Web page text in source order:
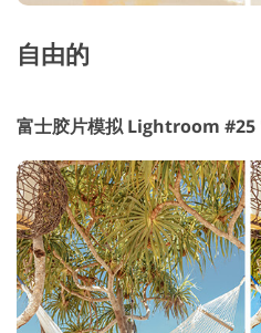
自由的
富士胶片模拟 Lightroom